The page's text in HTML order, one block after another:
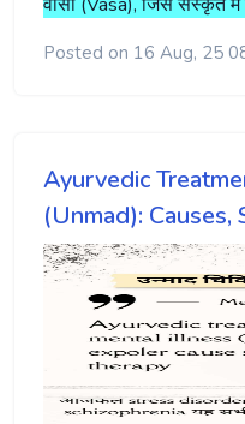
Posted on 16 Aug, 25
Ayurvedic
(Unmad):